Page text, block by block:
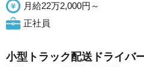
月給22万2,000円～
正社員
小型トラック配送ドライバ